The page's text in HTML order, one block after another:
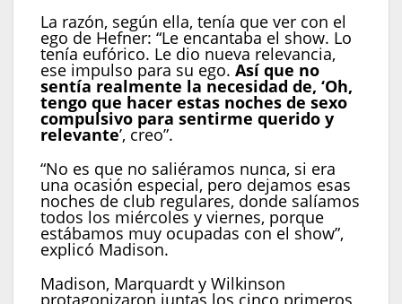
La razón, según ella, tenía que ver con el
ego de Hefner: “Le encantaba el show. Lo
tenía eufórico. Le dio nueva relevancia,
ese impulso para su ego. Así que no
sentía realmente la necesidad de, ‘Oh,
tengo que hacer estas noches de sexo
compulsivo para sentirme querido y
relevante’, creo”.
“No es que no saliéramos nunca, si era
una ocasión especial, pero dejamos esas
noches de club regulares, donde salíamos
todos los miércoles y viernes, porque
estábamos muy ocupadas con el show”,
explicó Madison.
Madison, Marquardt y Wilkinson
protagonizaron juntas los cinco primeros